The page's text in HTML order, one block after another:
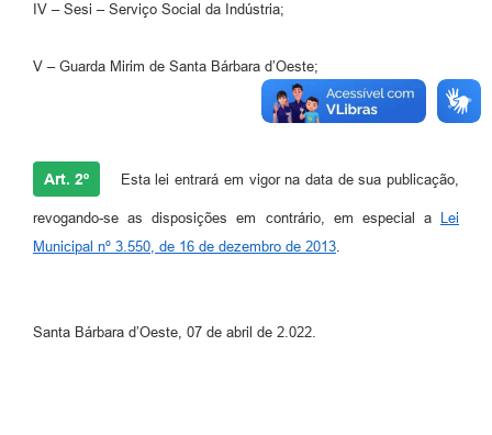
IV – Sesi – Serviço Social da Indústria;
V – Guarda Mirim de Santa Bárbara d’Oeste;
Art. 2º Esta lei entrará em vigor na data de sua publicação,
revogando-se as disposições em contrário, em especial a
Lei
Municipal nº 3.550, de 16 de dezembro de 2013.
Santa Bárbara d’Oeste, 07 de abril de 2.022.